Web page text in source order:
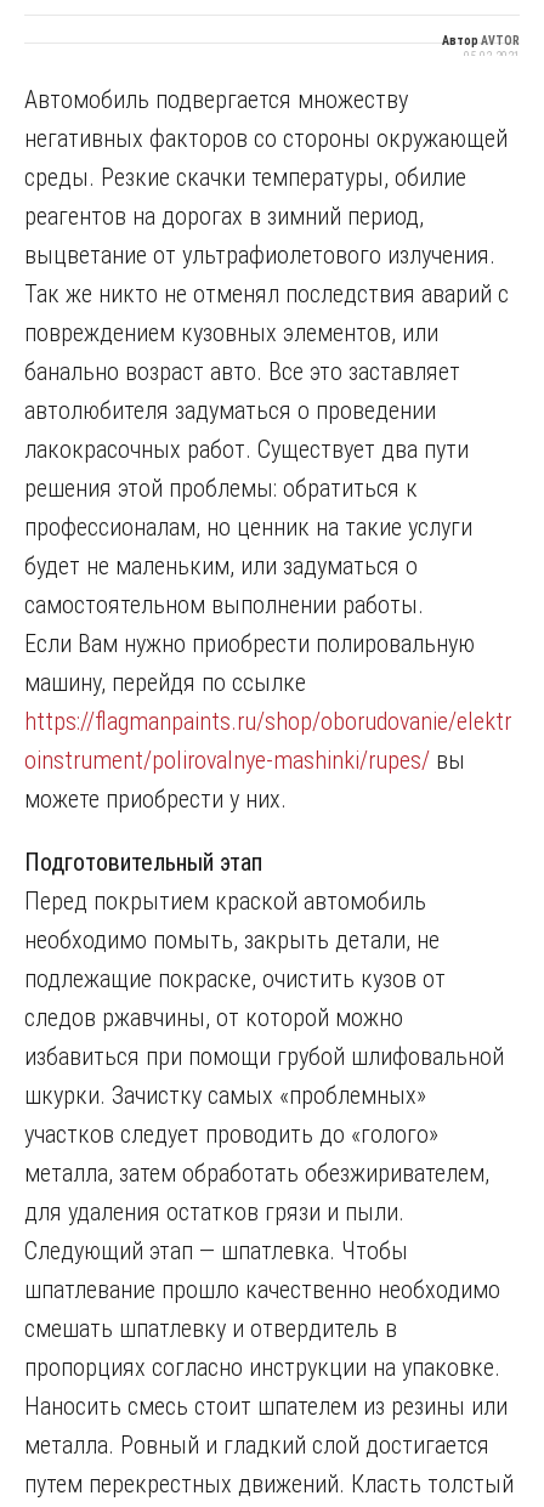
АвторAVTOR
05.02.2021
Автомобиль подвергается множеству
негативных факторов со стороны окружающей
среды. Резкие скачки температуры, обилие
реагентов на дорогах в зимний период,
выцветание от ультрафиолетового излучения.
Так же никто не отменял последствия аварий с
повреждением кузовных элементов, или
банально возраст авто. Все это заставляет
автолюбителя задуматься о проведении
лакокрасочных работ. Существует два пути
решения этой проблемы: обратиться к
профессионалам, но ценник на такие услуги
будет не маленьким, или задуматься о
самостоятельном выполнении работы.
Если Вам нужно приобрести полировальную
машину, перейдя по ссылке
https://flagmanpaints.ru/shop/oborudovanie/elektr
oinstrument/polirovalnye-mashinki/rupes/ вы
можете приобрести у них.
Подготовительный этап
Перед покрытием краской автомобиль
необходимо помыть, закрыть детали, не
подлежащие покраске, очистить кузов от
следов ржавчины, от которой можно
избавиться при помощи грубой шлифовальной
шкурки. Зачистку самых «проблемных»
участков следует проводить до «голого»
металла, затем обработать обезжиривателем,
для удаления остатков грязи и пыли.
Следующий этап — шпатлевка. Чтобы
шпатлевание прошло качественно необходимо
смешать шпатлевку и отвердитель в
пропорциях согласно инструкции на упаковке.
Наносить смесь стоит шпателем из резины или
металла. Ровный и гладкий слой достигается
путем перекрестных движений. Класть толстый